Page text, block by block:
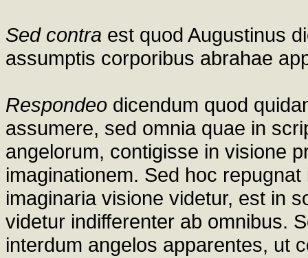
Sed contra est quod Augustinus
assumptis corporibus abrahae
Respondeo dicendum quod
assumere, sed omnia quae in
angelorum, contigisse in visione
imaginationem. Sed hoc
imaginaria visione videtur, est in
videtur indifferenter ab omnibus.
interdum angelos apparentes, ut